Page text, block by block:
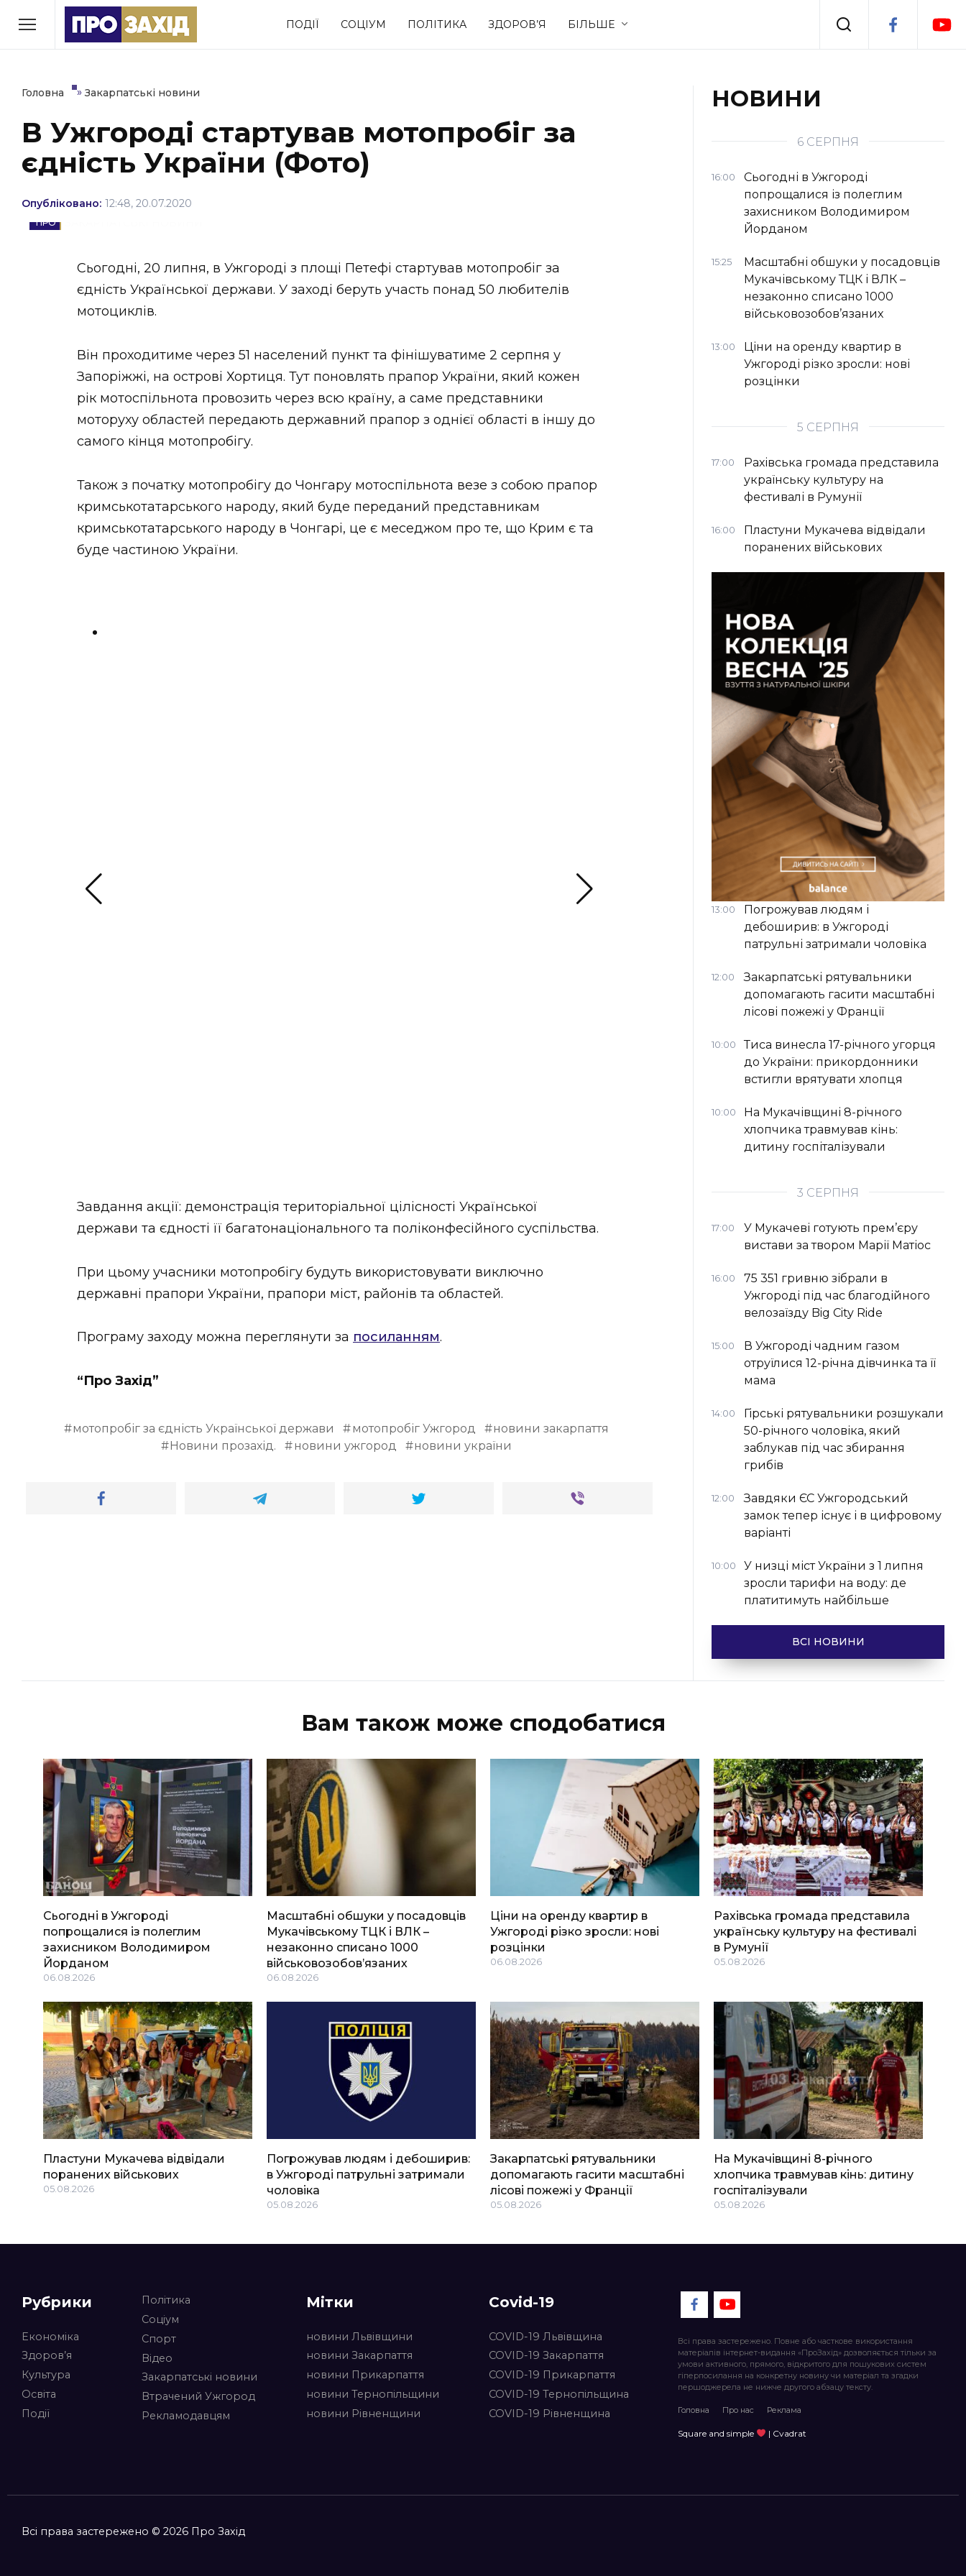
ПОДІЇ СОЦІУМ ПОЛІТИКА ЗДОРОВ’Я БІЛЬШЕ
РУБРИКИ
Економіка Події
Політика Соціум Спорт
Втрачений Ужгород
(відеоверсія)
ЗАКАРПАТСЬКІ НОВИНИ
ФОТО
ВІДЕО
Головна » Закарпатські новини
В Ужгороді стартував мотопробіг за
єдність України (Фото)
Опубліковано: 12:48, 20.07.2020
Сьогодні, 20 липня, в Ужгороді з площі Петефі стартував мотопробіг за
єдність Української держави. У заході беруть участь понад 50 любителів
мотоциклів.
Він проходитиме через 51 населений пункт та фінішуватиме 2 серпня у
Запоріжжі, на острові Хортиця. Тут поновлять прапор України, який кожен
рік мотоспільнота провозить через всю країну, а саме представники
моторуху областей передають державний прапор з однієї області в іншу до
самого кінця мотопробігу.
Також з початку мотопробігу до Чонгару мотоспільнота везе з собою прапор
кримськотатарського народу, який буде переданий представникам
кримськотатарського народу в Чонгарі, це є меседжом про те, що Крим є та
буде частиною України.
Завдання акції: демонстрація територіальної цілісності Української
держави та єдності її багатонаціонального та поліконфесійного суспільства.
При цьому учасники мотопробігу будуть використовувати виключно
державні прапори України, прапори міст, районів та областей.
Програму заходу можна переглянути за посиланням.
“Про Захід”
мотопробіг за єдність Української держави мотопробіг Ужгород
новини закарпаття
Новини прозахід.
новини ужгород новини україни
НОВИНИ
6 СЕРПНЯ
16:00
Сьогодні в Ужгороді
попрощалися із полеглим
захисником Володимиром
Йорданом
15:25
Масштабні обшуки у посадовців
Мукачівському ТЦК і ВЛК –
незаконно списано 1000
військовозобов’язаних
13:00
Ціни на оренду квартир в
Ужгороді різко зросли: нові
розцінки
5 СЕРПНЯ
17:00
Рахівська громада представила
українську культуру на
фестивалі в Румунії
16:00
Пластуни Мукачева відвідали
поранених військових
13:00
Погрожував людям і
дебоширив: в Ужгороді
патрульні затримали чоловіка
12:00
Закарпатські рятувальники
допомагають гасити масштабні
лісові пожежі у Франції
10:00
Тиса винесла 17-річного угорця
до України: прикордонники
встигли врятувати хлопця
10:00
На Мукачівщині 8-річного
хлопчика травмував кінь:
дитину госпіталізували
3 СЕРПНЯ
17:00
У Мукачеві готують прем’єру
вистави за твором Марії Матіос
16:00
75 351 гривню зібрали в
Ужгороді під час благодійного
велозаїзду Big Сity Ride
15:00
В Ужгороді чадним газом
отруїлися 12-річна дівчинка та її
мама
14:00
Гірські рятувальники розшукали
50-річного чоловіка, який
заблукав під час збирання
грибів
12:00
Завдяки ЄС Ужгородський
замок тепер існує і в цифровому
варіанті
10:00
У низці міст України з 1 липня
зросли тарифи на воду: де
платитимуть найбільше
ВСІ НОВИНИ
Вам також може сподобатися
Сьогодні в Ужгороді
попрощалися із полеглим
захисником Володимиром
Йорданом
06.08.2026
Масштабні обшуки у посадовців
Мукачівському ТЦК і ВЛК –
незаконно списано 1000
військовозобов’язаних
06.08.2026
Ціни на оренду квартир в
Ужгороді різко зросли: нові
розцінки
06.08.2026
Рахівська громада представила
українську культуру на фестивалі
в Румунії
05.08.2026
Пластуни Мукачева відвідали
поранених військових
05.08.2026
Погрожував людям і дебоширив:
в Ужгороді патрульні затримали
чоловіка
05.08.2026
Закарпатські рятувальники
допомагають гасити масштабні
лісові пожежі у Франції
05.08.2026
На Мукачівщині 8-річного
хлопчика травмував кінь: дитину
госпіталізували
05.08.2026
Рубрики
Економіка
Здоров’я
Культура
Освіта
Події
Політика
Соціум
Спорт
Відео
Закарпатські новини
Втрачений Ужгород
Рекламодавцям
Мітки
новини Львівщини
новини Закарпаття
новини Прикарпаття
новини Тернопільщини
новини Рівненщини
Covid-19
COVID-19 Львівщина
COVID-19 Закарпаття
COVID-19 Прикарпаття
COVID-19 Тернопільщина
COVID-19 Рівненщина
Всі права застережено. Повне або часткове використання
матеріалів інтернет-видання «ПроЗахід» дозволяється тільки за
умови активного, прямого, відкритого для пошукових систем
гіперпосилання на конкретну новину чи матеріал та згадки
першоджерела не нижче другого абзацу тексту.
Головна Про нас Реклама
Square and simple | Cvadrat
Всі права застережено © 2026 Про Захід